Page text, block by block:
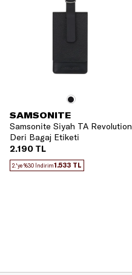
SAMSONITE
Samsonite Siyah TA Revolution
Deri Bagaj Etiketi
2.190 TL
2.'ye %30 İndirim1.533 TL